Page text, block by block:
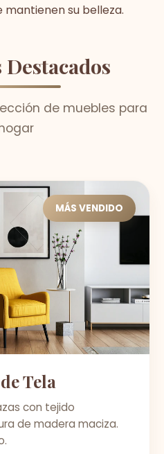
mantienen su belleza.
de muebles para
MÁS VENDIDO
Tela
con tejido
de madera maciza.